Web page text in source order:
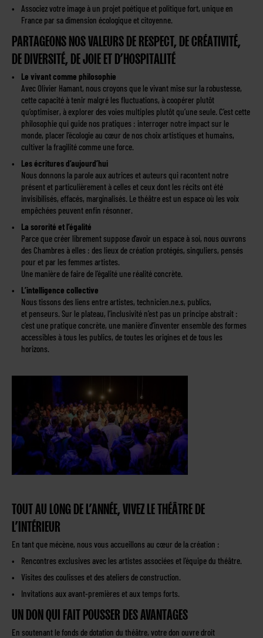
Associez votre image à un projet poétique et politique fort, unique en
France par sa dimension écologique et citoyenne.
PARTAGEONS NOS VALEURS DE RESPECT, DE CRÉATIVITÉ,
DE DIVERSITÉ, DE JOIE ET D’HOSPITALITÉ
Le vivant comme philosophie
Avec Olivier Hamant, nous croyons que le vivant mise sur la robustesse,
cette capacité à tenir malgré les fluctuations, à coopérer plutôt
qu’optimiser, à explorer des voies multiples plutôt qu’une seule. C’est cette
philosophie qui guide nos pratiques : interroger notre impact sur le
monde, placer l’écologie au cœur de nos choix artistiques et humains,
cultiver la fragilité comme une force.
Les écritures d’aujourd’hui
Nous donnons la parole aux autrices et auteurs qui racontent notre
présent et particulièrement à celles et ceux dont les récits ont été
invisibilisés, effacés, marginalisés. Le théâtre est un espace où les voix
empêchées peuvent enfin résonner.
La sororité et l’égalité
Parce que créer librement suppose d’avoir un espace à soi, nous ouvrons
des Chambres à elles : des lieux de création protégés, singuliers, pensés
pour et par les femmes artistes.
Une manière de faire de l’égalité une réalité concrète.
L’intelligence collective
Nous tissons des liens entre artistes, technicien.ne.s, publics,
et penseurs. Sur le plateau, l’inclusivité n’est pas un principe abstrait :
c’est une pratique concrète, une manière d’inventer ensemble des formes
accessibles à tous les publics, de toutes les origines et de tous les
horizons.
TOUT AU LONG DE L’ANNÉE, VIVEZ LE THÉÂTRE DE
L’INTÉRIEUR
En tant que mécène, nous vous accueillons au cœur de la création :
Rencontres exclusives avec les artistes associées et l’équipe du théâtre.
Visites des coulisses et des ateliers de construction.
Invitations aux avant-premières et aux temps forts.
UN DON QUI FAIT POUSSER DES AVANTAGES
En soutenant le fonds de dotation du théâtre, votre don ouvre droit